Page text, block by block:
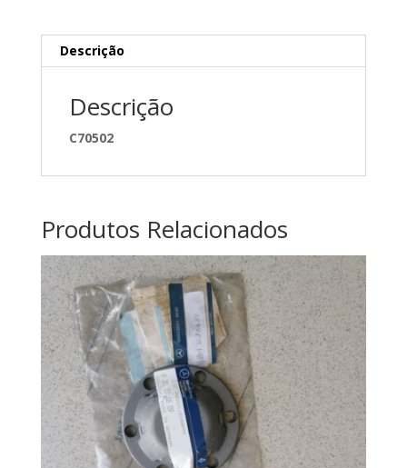
Descrição
Descrição
C70502
Produtos Relacionados